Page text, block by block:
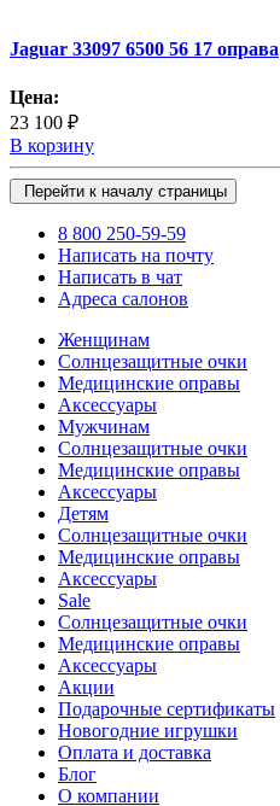
Jaguar 33097 6500 56 17 оправа
Цена:
23 100 ₽
В корзину
Перейти к началу страницы
8 800 250-59-59
Написать на почту
Написать в чат
Адреса салонов
Женщинам
Солнцезащитные очки
Медицинские оправы
Аксессуары
Мужчинам
Солнцезащитные очки
Медицинские оправы
Аксессуары
Детям
Солнцезащитные очки
Медицинские оправы
Аксессуары
Sale
Солнцезащитные очки
Медицинские оправы
Аксессуары
Акции
Подарочные сертификаты
Новогодние игрушки
Оплата и доставка
Блог
О компании